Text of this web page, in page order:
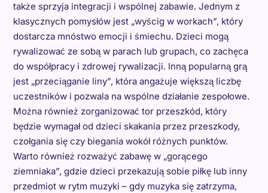
także sprzyja integracji i wspólnej zabawie. Jednym z
klasycznych pomysłów jest „wyścig w workach”, który
dostarcza mnóstwo emocji i śmiechu. Dzieci mogą
rywalizować ze sobą w parach lub grupach, co zachęca
do współpracy i zdrowej rywalizacji. Inną popularną grą
jest „przeciąganie liny”, która angażuje większą liczbę
uczestników i pozwala na wspólne działanie zespołowe.
Można również zorganizować tor przeszkód, który
będzie wymagał od dzieci skakania przez przeszkody,
czołgania się czy biegania wokół różnych punktów.
Warto również rozważyć zabawę w „gorącego
ziemniaka”, gdzie dzieci przekazują sobie piłkę lub inny
przedmiot w rytm muzyki – gdy muzyka się zatrzyma,